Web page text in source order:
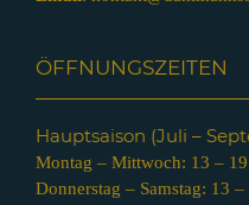
ÖFFNUNGSZEITEN
Hauptsaison (Juli –
Montag – Mittwoch: 13 –
Donnerstag – Samstag: 13